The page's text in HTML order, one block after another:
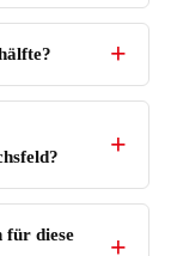
für diese